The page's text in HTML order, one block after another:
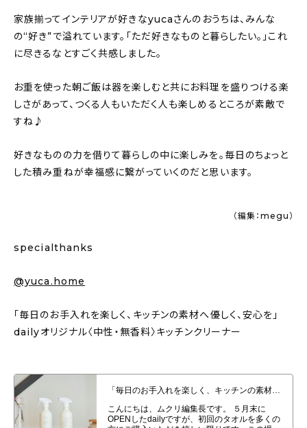
家族揃ってインテリアが好きなyucaさんのおうちは、みんな
の“好き”で溢れています。「ただ好きなものと暮らしたい。」これ
に尽きるなとすごく共感しました。
お重を使った朝ご飯は器を楽しむと共にお料理を盛りつける楽
しさがあって、つくる人もいただく人も楽しめるところが素敵で
すね♪
好きなものの力を借りて暮らしの中に楽しみを。毎日のちょっと
した積み重ねが幸福感に繋がっていくのだと思います。
（編集：megu）
specialthanks
@yuca.home
「毎日のお手入れを楽しく、キッチンの素材へ優しく、安心を」
dailyオリジナル〈中性・無香料〉キッチンクリーナー
「毎日のお手入れを楽しく、キッチンの素材へ優しく、安心を」dailyオリジナ
ル〈中性・無香料〉キッチンクリーナー